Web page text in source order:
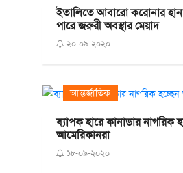
ইতালিতে আবারো করোনার
পারে জরুরী অবস্থার মেয়াদ
২০-০৯-২০২০
আন্তর্জাতিক
ব্যাপক হারে কানাডার নাগরিক
আমেরিকানরা
১৮-০৯-২০২০